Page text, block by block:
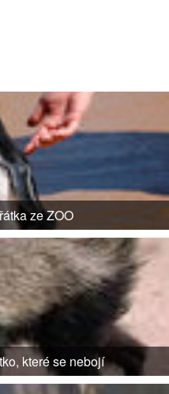
ze ZOO
které se nebojí